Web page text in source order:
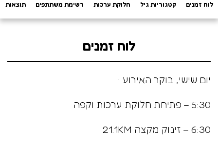
לוח זמנים קטגוריות גיל חלוקת ערכות רשימת משתתפים תוצאות
לוח זמנים
יום שישי, בוקר האירוע :
5:30 – פתיחת חלוקת ערכות וקפה
6:30 – זינוק מקצה 21.1KM